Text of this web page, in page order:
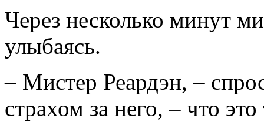
Через несколько минут
улыбаясь.
– Мистер Реардэн, –
страхом за него, – что